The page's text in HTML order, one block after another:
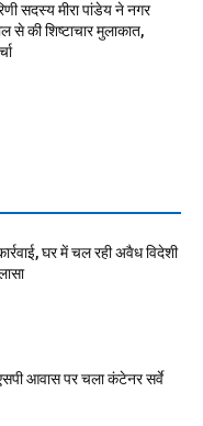
सदस्य मीरा पांडेय ने नगर
से की शिष्टाचार मुलाकात,
घर में चल रही अवैध विदेशी
आवास पर चला कंटेनर सर्वे